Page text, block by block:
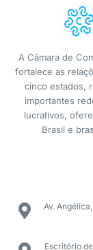
A Câmara de
fortalece as
cinco estados,
importantes
lucrativos,
Brasil e
Av.
Escritório